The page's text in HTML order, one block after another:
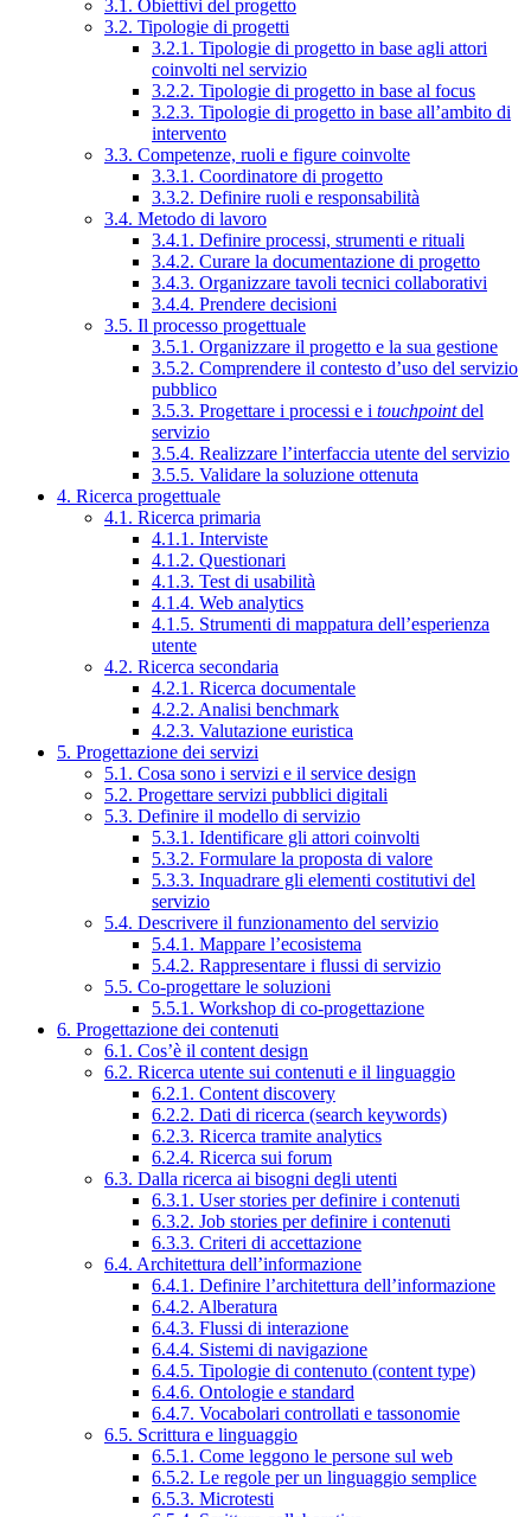
3.1. Obiettivi del progetto
3.2. Tipologie di progetti
3.2.1. Tipologie di progetto in base agli attori
coinvolti nel servizio
3.2.2. Tipologie di progetto in base al focus
3.2.3. Tipologie di progetto in base all’ambito di
intervento
3.3. Competenze, ruoli e figure coinvolte
3.3.1. Coordinatore di progetto
3.3.2. Definire ruoli e responsabilità
3.4. Metodo di lavoro
3.4.1. Definire processi, strumenti e rituali
3.4.2. Curare la documentazione di progetto
3.4.3. Organizzare tavoli tecnici collaborativi
3.4.4. Prendere decisioni
3.5. Il processo progettuale
3.5.1. Organizzare il progetto e la sua gestione
3.5.2. Comprendere il contesto d’uso del servizio
pubblico
3.5.3. Progettare i processi e i touchpointdel
servizio
3.5.4. Realizzare l’interfaccia utente del servizio
3.5.5. Validare la soluzione ottenuta
4. Ricerca progettuale
4.1. Ricerca primaria
4.1.1. Interviste
4.1.2. Questionari
4.1.3. Test di usabilità
4.1.4. Web analytics
4.1.5. Strumenti di mappatura dell’esperienza
utente
4.2. Ricerca secondaria
4.2.1. Ricerca documentale
4.2.2. Analisi benchmark
4.2.3. Valutazione euristica
5. Progettazione dei servizi
5.1. Cosa sono i servizi e il service design
5.2. Progettare servizi pubblici digitali
5.3. Definire il modello di servizio
5.3.1. Identificare gli attori coinvolti
5.3.2. Formulare la proposta di valore
5.3.3. Inquadrare gli elementi costitutivi del
servizio
5.4. Descrivere il funzionamento del servizio
5.4.1. Mappare l’ecosistema
5.4.2. Rappresentare i flussi di servizio
5.5. Co-progettare le soluzioni
5.5.1. Workshop di co-progettazione
6. Progettazione dei contenuti
6.1. Cos’è il content design
6.2. Ricerca utente sui contenuti e il linguaggio
6.2.1. Content discovery
6.2.2. Dati di ricerca (search keywords)
6.2.3. Ricerca tramite analytics
6.2.4. Ricerca sui forum
6.3. Dalla ricerca ai bisogni degli utenti
6.3.1. User stories per definire i contenuti
6.3.2. Job stories per definire i contenuti
6.3.3. Criteri di accettazione
6.4. Architettura dell’informazione
6.4.1. Definire l’architettura dell’informazione
6.4.2. Alberatura
6.4.3. Flussi di interazione
6.4.4. Sistemi di navigazione
6.4.5. Tipologie di contenuto (content type)
6.4.6. Ontologie e standard
6.4.7. Vocabolari controllati e tassonomie
6.5. Scrittura e linguaggio
6.5.1. Come leggono le persone sul web
6.5.2. Le regole per un linguaggio semplice
6.5.3. Microtesti